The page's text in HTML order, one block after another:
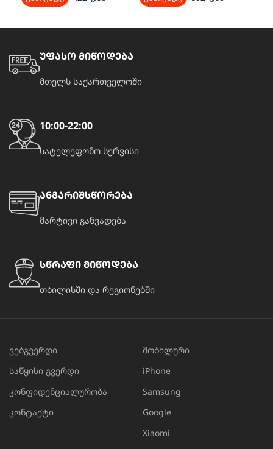
უფასო მიწოდება
მთელს საქართველოში
10:00-22:00
სატელეფონო სერვისი
ანგარიშსწორება
მარტივი განვადება
სწრაფი მიწოდება
თბილისში და რეგიონებში
ვებგვერდი
საწყისი გვერდი
კონფიდენციალურობა
კონტაქტი
მობილური
iPhone
Samsung
Google
Xiaomi